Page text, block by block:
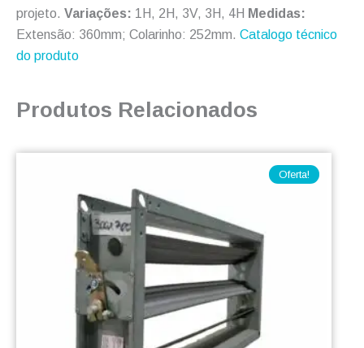
projeto. Variações: 1H, 2H, 3V, 3H, 4H Medidas:
Extensão: 360mm; Colarinho: 252mm. Catalogo técnico
do produto
Produtos Relacionados
Oferta!
original
era:
R$ 515,00.
é:
R$ 450,00.